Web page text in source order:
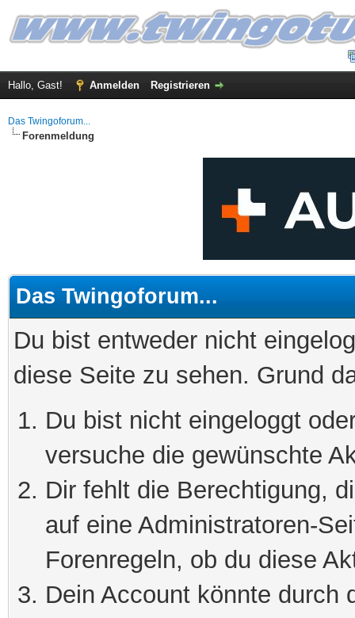
Hallo, Gast! Anmelden Registrieren
Das Twingoforum...
Forenmeldung
Das Twingoforum...
Du bist entweder nicht
diese Seite zu sehen. Grund
Du bist nicht eingeloggt
versuche die gewünschte
Dir fehlt die Berechtigung,
auf eine Administratoren-
Forenregeln, ob du diese
Dein Account könnte durch